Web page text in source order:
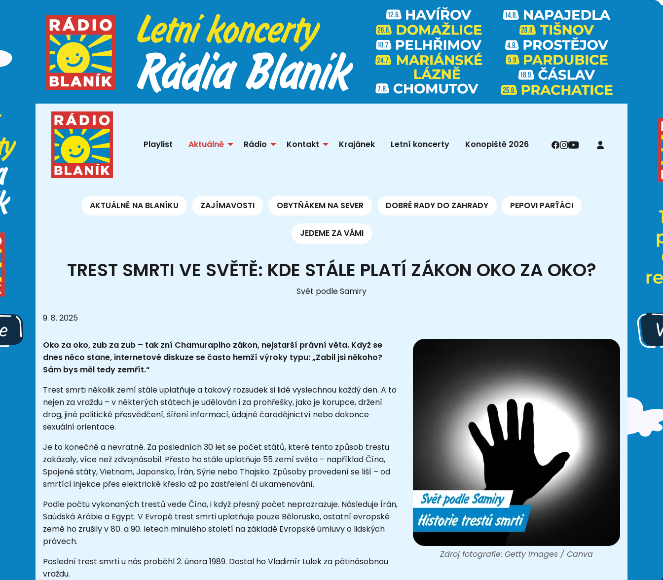
Playlist Aktuálně Rádio Kontakt Krajánek Letní koncerty Konopiště 2026
AKTUÁLNĚ NA BLANÍKU ZAJÍMAVOSTI OBYTŇÁKEM NA SEVER DOBRÉ RADY DO ZAHRADY PEPOVI PARŤÁCI
JEDEME ZA VÁMI
TREST SMRTI VE SVĚTĚ: KDE STÁLE PLATÍ ZÁKON OKO ZA OKO?
Svět podle Samiry
9. 8. 2025
Zdroj fotografie: Getty Images / Canva
Oko za oko, zub za zub – tak zní Chamurapiho zákon, nejstarší právní věta. Když se
dnes něco stane, internetové diskuze se často hemží výroky typu: „Zabil jsi někoho?
Sám bys měl tedy zemřít.“
Trest smrti několik zemí stále uplatňuje a takový rozsudek si lidé vyslechnou každý den. A to
nejen za vraždu – v některých státech je udělován i za prohřešky, jako je korupce, držení
drog, jiné politické přesvědčení, šíření informací, údajné čarodějnictví nebo dokonce
sexuální orientace.
Je to konečné a nevratné. Za posledních 30 let se počet států, které tento způsob trestu
zakázaly, více než zdvojnásobil. Přesto ho stále uplatňuje 55 zemí světa – například Čína,
Spojené státy, Vietnam, Japonsko, Írán, Sýrie nebo Thajsko. Způsoby provedení se liší – od
smrtící injekce přes elektrické křeslo až po zastřelení či ukamenování.
Podle počtu vykonaných trestů vede Čína, i když přesný počet neprozrazuje. Následuje Írán,
Saúdská Arábie a Egypt. V Evropě trest smrti uplatňuje pouze Bělorusko, ostatní evropské
země ho zrušily v 80. a 90. letech minulého století na základě Evropské úmluvy o lidských
právech.
Poslední trest smrti u nás proběhl 2. února 1989. Dostal ho Vladimír Lulek za pětinásobnou
vraždu.